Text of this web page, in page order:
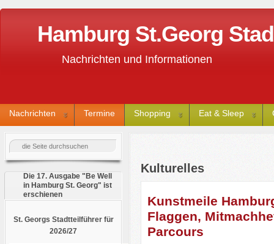
Hamburg St.Georg
Nachrichten und Informationen
Nachrichten Termine Shopping Eat & Sleep
Die 17. Ausgabe "Be Well
in Hamburg St. Georg" ist
erschienen
St. Georgs Stadtteilführer für
2026/27
Kulturelles
Kunstmeile
Flaggen,
Parcours